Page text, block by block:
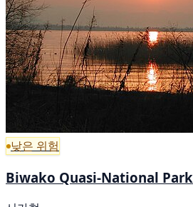
낮은 위험
Biwako Quasi-National Park